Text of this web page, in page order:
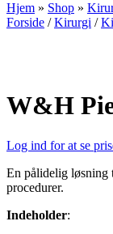
Hjem » Shop »
Forside /Kirurgi /
W&H
Log ind for at se
En pålidelig løsning
procedurer.
Indeholder: